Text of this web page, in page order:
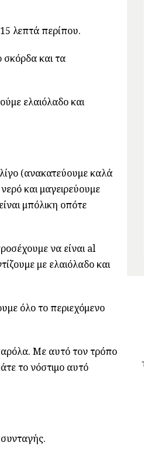
λεπτά περίπου.
σκόρδα και τα
ελαιόλαδο και
(ανακατεύουμε καλά
και μαγειρεύουμε
μπόλικη οπότε
να είναι al
με ελαιόλαδο και
όλο το περιεχόμενο
Με αυτό τον τρόπο
το νόστιμο αυτό